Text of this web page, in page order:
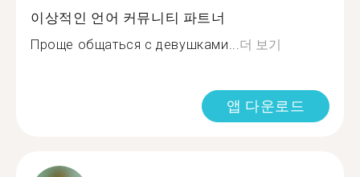
이상적인 언어 커뮤니티 파트너
Проще общаться с девушками...더 보기
앱 다운로드